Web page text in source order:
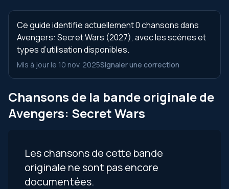
Ce guide identifie actuellement 0 chansons dans
Avengers: Secret Wars (2027), avec les scènes et
types d’utilisation disponibles.
Mis à jour le 10 nov. 2025Signaler une correction
Chansons de la bande originale de
Avengers: Secret Wars
Les chansons de cette bande
originale ne sont pas encore
documentées.